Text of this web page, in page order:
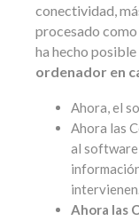
conectividad,
procesado
ha hecho posible
ordenador en
Ahora, el
Ahora las
al
Ahora las